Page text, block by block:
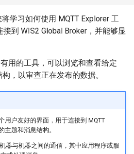
学习如何使用 MQTT Explorer 工
到 WIS2 Global Broker，并能够显
用的工具，可以浏览和查看给定
，以审查正在发布的数据。
用户友好的界面，用于连接到 MQTT
主题和消息结构。
器与机器之间的通信，其中应用程序或服